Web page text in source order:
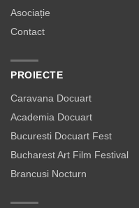
Asociație
Contact
PROIECTE
Caravana Docuart
Academia Docuart
Bucuresti Docuart Fest
Bucharest Art Film Festival
Brancusi Nocturn